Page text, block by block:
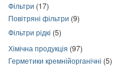
Фільтри (17)
Повітряні фільтри (9)
Фільтри рідкі (5)
Хімічна продукція (97)
Герметики кремнійорганічні (5)